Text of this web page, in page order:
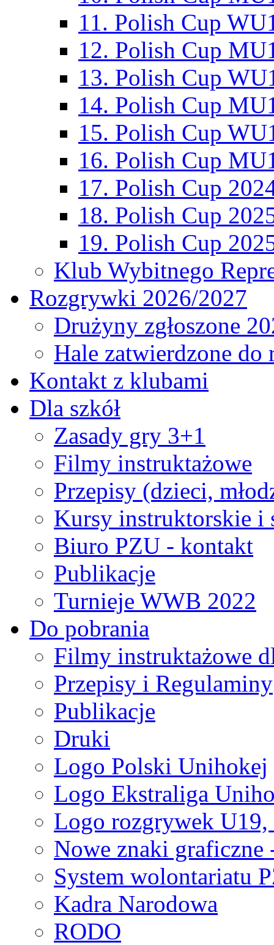
11. Polish Cup
12. Polish Cup
13. Polish Cup
14. Polish Cup
15. Polish Cup
16. Polish Cup
17. Polish Cup
18. Polish Cup
19. Polish Cup
Klub Wybitnego
Rozgrywki 2026/2027
Drużyny zgłoszone
Hale zatwierdzone
Kontakt z klubami
Dla szkół
Zasady gry 3+1
Filmy instruktażowe
Przepisy (dzieci,
Kursy instruktorskie i
Biuro PZU - kontakt
Publikacje
Turnieje WWB 2022
Do pobrania
Filmy instruktażowe
Przepisy i Regulaminy
Publikacje
Druki
Logo Polski Unihokej
Logo Ekstraliga
Logo rozgrywek
Nowe znaki graficzne
System wolontariatu
Kadra Narodowa
RODO